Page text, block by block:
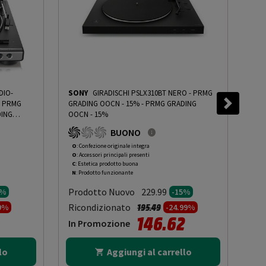
da
SONY GIRADISCHI PSLX310BT NERO - PRMG
GRADING OOCN - 15%- PRMG GRADING
OOCN - 15%
BUONO
O: Confezione originale integra
O: Accessori principali presenti
C: Estetica prodotto buona
N: Prodotto funzionante
Prodotto Nuovo 229.99 -15%
Ricondizionato Prezzo ridotto da
195.49a-24.99%
In Promozione 146.62
Aggiungi al carrello